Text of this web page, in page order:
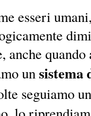
esseri
un
seguiamo